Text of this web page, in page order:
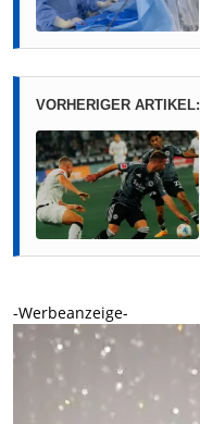
VORHERIGER ARTIKEL:
-Werbeanzeige-